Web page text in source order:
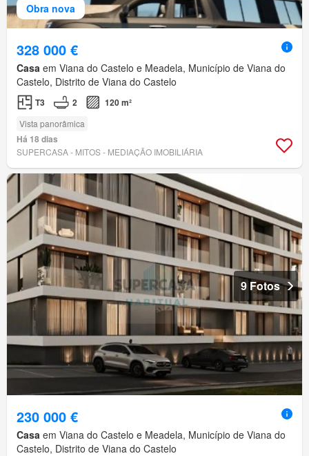
Obra nova
328 000 €
Casa em Viana do Castelo e Meadela, Município de Viana do
Castelo, Distrito de Viana do Castelo
T3 2 120 m²
Vista panorâmica
Há 18 dias
SUPERCASA - MITOS - MEDIAÇÃO IMOBILIÁRIA
9 Fotos
230 000 €
Casa em Viana do Castelo e Meadela, Município de Viana do
Castelo, Distrito de Viana do Castelo